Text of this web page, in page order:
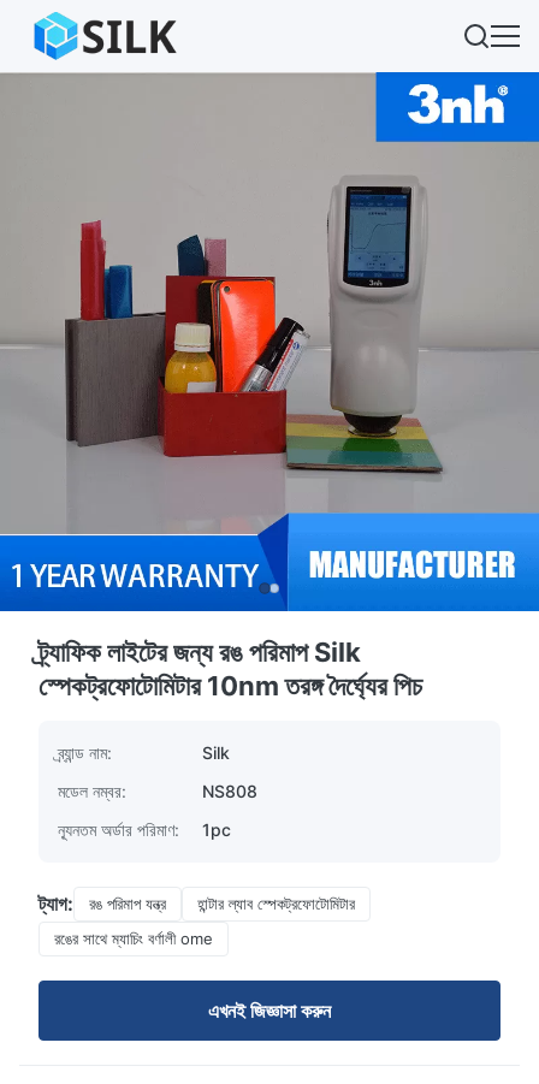
ট্র্যাফিক লাইটের জন্য রঙ পরিমাপ Silk
স্পেকট্রফোটোমিটার 10nm তরঙ্গ দৈর্ঘ্যের পিচ
ব্র্যান্ড নাম:
Silk
মডেল নম্বর:
NS808
ন্যূনতম অর্ডার পরিমাণ:
1pc
ট্যাগ: রঙ পরিমাপ যন্ত্র
হান্টার ল্যাব স্পেকট্রফোটোমিটার
রঙের সাথে ম্যাচিং বর্ণালী ome
এখনই জিজ্ঞাসা করুন